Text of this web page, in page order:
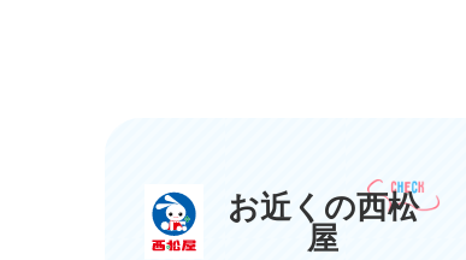
お近くの西松
屋